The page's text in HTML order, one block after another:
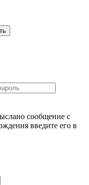
сообщение с
введите его в